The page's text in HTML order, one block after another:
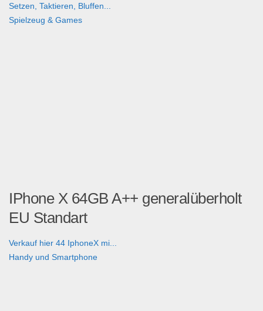
Setzen, Taktieren, Bluffen...
Spielzeug & Games
IPhone X 64GB A++ generalüberholt
EU Standart
Verkauf hier 44 IphoneX mi...
Handy und Smartphone